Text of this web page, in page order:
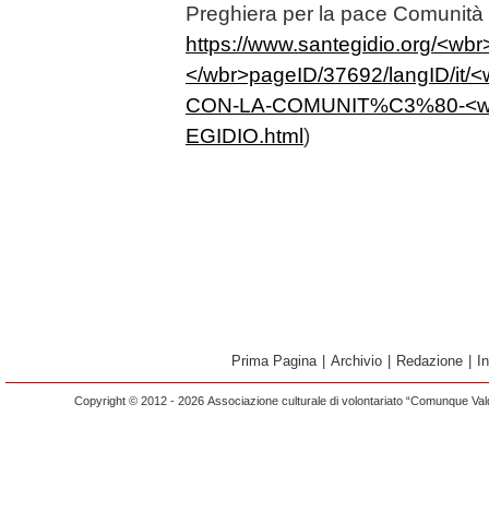
Preghiera per la pace Comunità
https://www.santegidio.org/
</wbr>pageID/37692/langID/it/
CON-LA-COMUNIT%C3%80-
EGIDIO.html)
Prima Pagina Archivio Redazione
Copyright © 2012 - 2026 Associazione culturale di volontariato “Comunque